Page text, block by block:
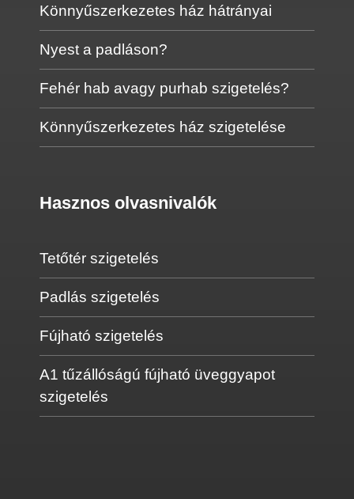
Könnyűszerkezetes ház hátrányai
Nyest a padláson?
Fehér hab avagy purhab szigetelés?
Könnyűszerkezetes ház szigetelése
Hasznos olvasnivalók
Tetőtér szigetelés
Padlás szigetelés
Fújható szigetelés
A1 tűzállóságú fújható üveggyapot
szigetelés